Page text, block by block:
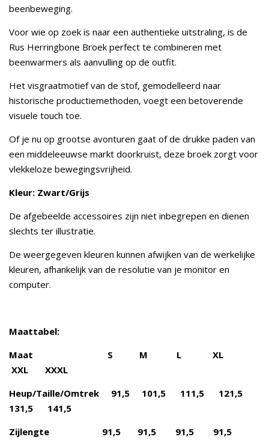
beenbeweging.
Voor wie op zoek is naar een authentieke uitstraling, is de
Rus Herringbone Broek perfect te combineren met
beenwarmers als aanvulling op de outfit.
Het visgraatmotief van de stof, gemodelleerd naar
historische productiemethoden, voegt een betoverende
visuele touch toe.
Of je nu op grootse avonturen gaat of de drukke paden van
een middeleeuwse markt doorkruist, deze broek zorgt voor
vlekkeloze bewegingsvrijheid.
Kleur: Zwart/Grijs
De afgebeelde accessoires zijn niet inbegrepen en dienen
slechts ter illustratie.
De weergegeven kleuren kunnen afwijken van de werkelijke
kleuren, afhankelijk van de resolutie van je monitor en
computer.
Maattabel:
Maat S M L XL
XXL XXXL
Heup/Taille/Omtrek 91,5 101,5 111,5 121,5
131,5 141,5
Zijlengte 91,5 91,5 91,5 91,5